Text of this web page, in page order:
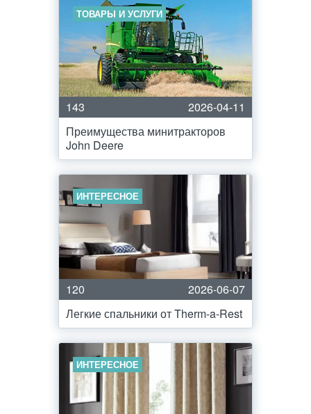
ТОВАРЫ И УСЛУГИ
143
2026-04-11
Преимущества минитракторов
John Deere
ИНТЕРЕСНОЕ
120
2026-06-07
Легкие спальники от Therm-a-Rest
ИНТЕРЕСНОЕ